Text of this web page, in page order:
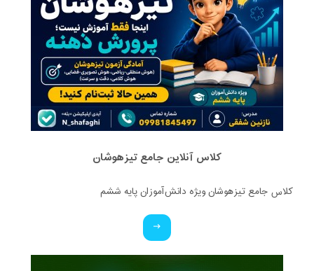
کلاس آنلاین جامع تیزهوشان
کلاس جامع تیزهوشان ویژه دانش‌آموزان پایه ششم